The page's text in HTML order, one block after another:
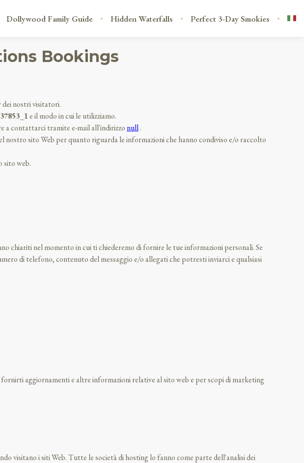
Dollywood Family Guide Hidden Waterfalls Perfect 3-Day Smokies
Bookings
nostri visitatori.
37853_1e il modo in cui le utilizziamo.
a contattarci tramite e-mail all'indirizzonull.
sito Web per quanto riguarda le informazioni che hanno condiviso e/o raccolto
sito web.
chiariti nel momento in cui ti chiederemo di fornire le tue informazioni personali. Se
di telefono, contenuto del messaggio e/o allegati che potresti inviarci e qualsiasi
aggiornamenti e altre informazioni relative al sito web e per scopi di marketing
visitano i siti Web. Tutte le società di hosting lo fanno come parte dell'analisi dei